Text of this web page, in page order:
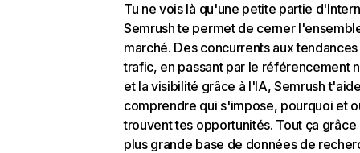
Tu ne vois là qu'une petite partie
Semrush te permet de cerner
marché. Des concurrents aux
trafic, en passant par le référencement
et la visibilité grâce à l'IA, Semrush
comprendre qui s'impose, pourquoi et
trouvent tes opportunités. Tout ça grâce
plus grande base de données de